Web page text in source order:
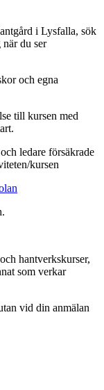
i Lysfalla, sök
du ser
och egna
till kursen med
ledare försäkrade
kursen
hantverkskurser,
som verkar
vid din anmälan